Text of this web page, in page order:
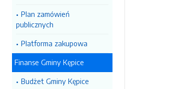
Plan zamówień
publicznych
Platforma zakupowa
Finanse Gminy Kępice
Budżet Gminy Kępice